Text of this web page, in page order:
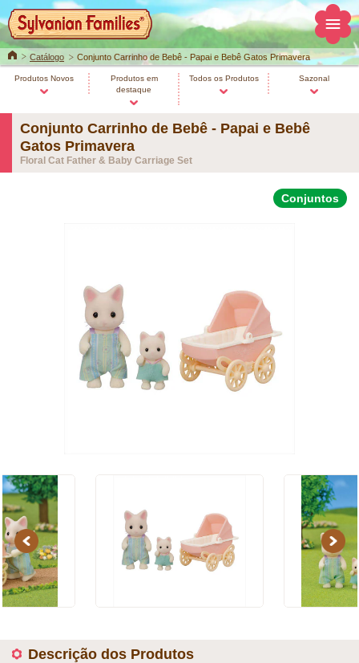
HomeCatálogo Conjunto Carrinho de Bebê - Papai e Bebê Gatos Primavera
Produtos Novos
Produtos em
destaque
Todos os Produtos Sazonal
Conjunto Carrinho de Bebê - Papai e Bebê
Gatos Primavera
Floral Cat Father & Baby Carriage Set
Conjuntos
Previous Next
Descrição dos Produtos